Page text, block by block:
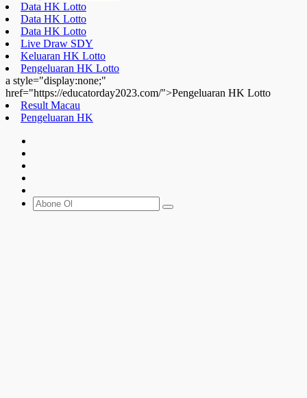
Data HK Lotto
Data HK Lotto
Data HK Lotto
Live Draw SDY
Keluaran HK Lotto
Pengeluaran HK Lotto
a style="display:none;"
href="https://educatorday2023.com/">Pengeluaran HK Lotto
Result Macau
Pengeluaran HK